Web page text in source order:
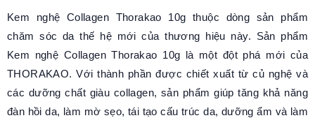
Kem nghệ Collagen Thorakao 10g thuộc dòng sản phẩm
chăm sóc da thế hệ mới của thương hiệu này. Sản phẩm
Kem nghệ Collagen Thorakao 10g là một đột phá mới của
THORAKAO. Với thành phần được chiết xuất từ củ nghệ và
các dưỡng chất giàu collagen, sản phẩm giúp tăng khả năng
đàn hồi da, làm mờ sẹo, tái tạo cấu trúc da, dưỡng ẩm và làm